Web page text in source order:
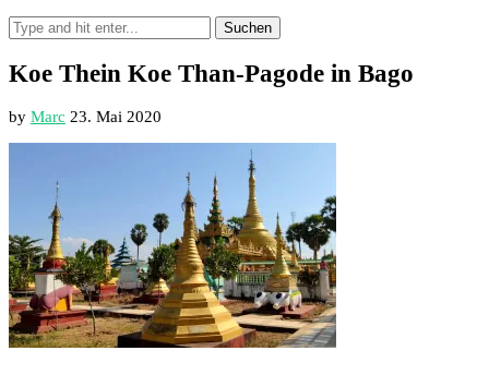
Suchen
Koe Thein Koe Than-Pagode in Bago
by Marc 23. Mai 2020